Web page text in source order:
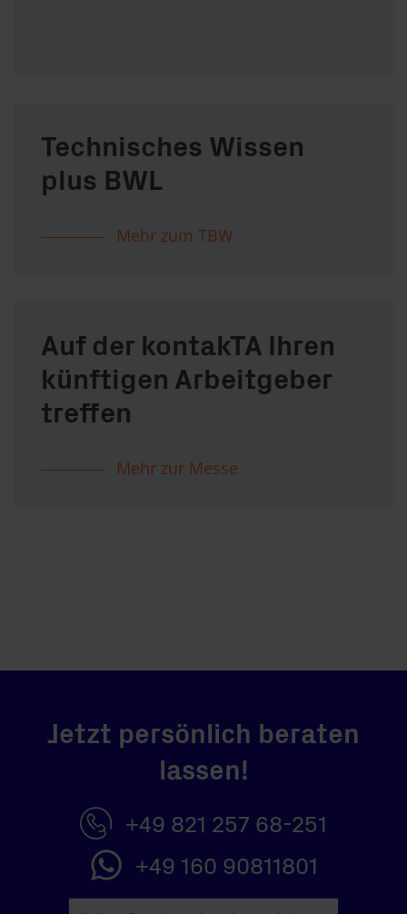
Technisches Wissen
plus BWL
Mehr zum TBW
Auf der kontakTA Ihren
künftigen Arbeitgeber
treffen
Mehr zur Messe
Jetzt persönlich beraten
lassen!
+49 821 257 68-251
+49 160 90811801